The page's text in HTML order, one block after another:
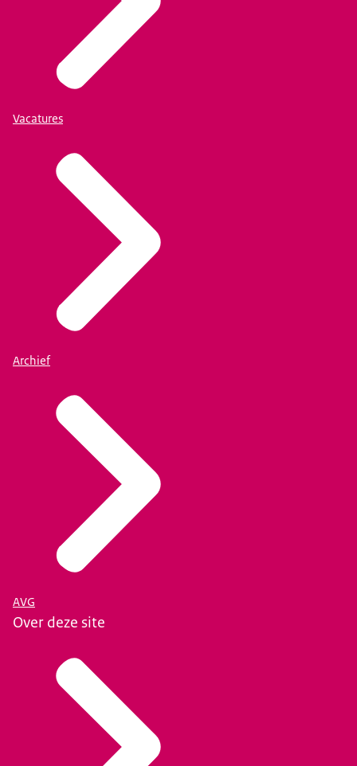
Vacatures
Archief
AVG
Over deze site